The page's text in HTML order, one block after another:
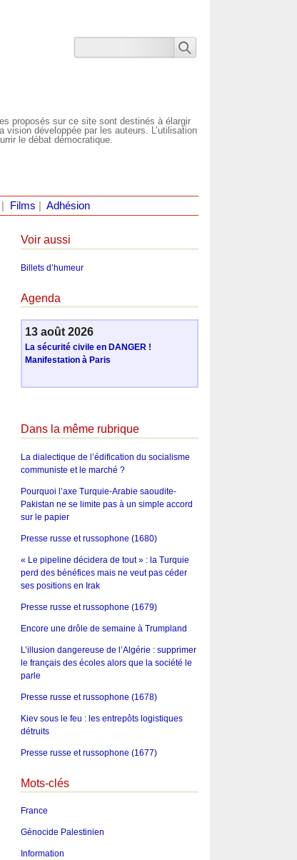
proposés sur ce site sont destinés à élargir
développée par les auteurs. L’utilisation
le débat démocratique.
Films Adhésion
Voir aussi
Billets d’humeur
Agenda
13 août 2026
La sécurité civile en DANGER !
Manifestation à Paris
Dans la même rubrique
La dialectique de l’édification du socialisme
communiste et le marché ?
Pourquoi l’axe Turquie-Arabie saoudite-
Pakistan ne se limite pas à un simple accord
sur le papier
Presse russe et russophone (1680)
« Le pipeline décidera de tout » : la Turquie
perd des bénéfices mais ne veut pas céder
ses positions en Irak
Presse russe et russophone (1679)
Encore une drôle de semaine à Trumpland
L’illusion dangereuse de l’Algérie : supprimer
le français des écoles alors que la société le
parle
Presse russe et russophone (1678)
Kiev sous le feu : les entrepôts logistiques
détruits
Presse russe et russophone (1677)
Mots-clés
France
Génocide Palestinien
Information